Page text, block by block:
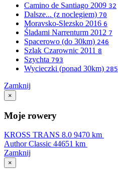
Camino de Santiago 2009 32
Dalsze... (z noclegiem) 70
Moravsko-Slezsko 2016 6
Śladami Narrenturm 2012 7
Spacerowo (do 30km) 246
Szlak Czarownic 2011 8
Szychta 793
Wycieczki (ponad 30km) 285
Zamknij
×
Moje rowery
KROSS TRANS 8.0 9470 km
Author Classic 44651 km
Zamknij
×